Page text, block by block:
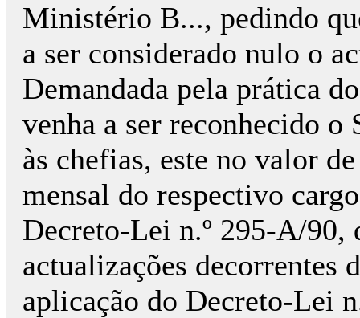
Ministério B..., pedindo
a ser considerado nulo o
Demandada pela prática
venha a ser reconhecido
às chefias, este no valor
mensal do respectivo
Decreto-Lei n.º 295-A/90,
actualizações decorrentes
aplicação do Decreto-Lei